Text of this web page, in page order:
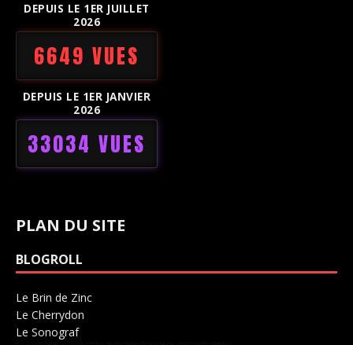
DEPUIS LE 1ER JUILLET
2026
6649 VUES
DEPUIS LE 1ER JANVIER
2026
33034 VUES
PLAN DU SITE
BLOGROLL
Le Brin de Zinc
Le Cherrydon
Le SonografSalle de concerts 0